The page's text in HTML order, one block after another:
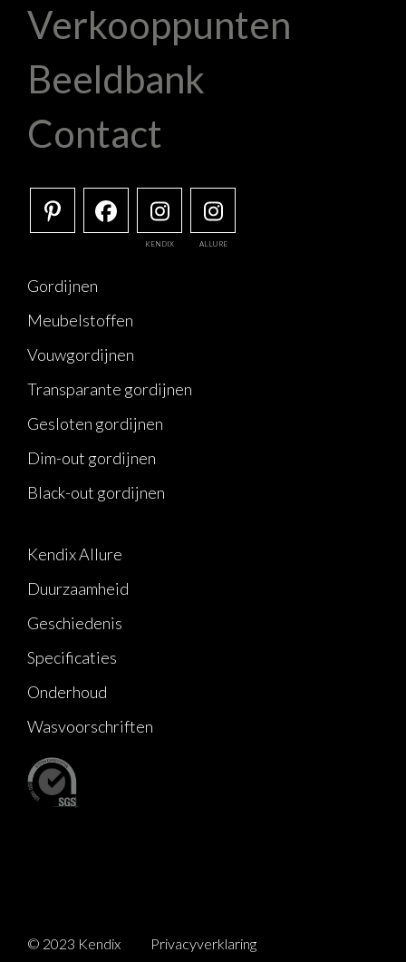
Verkooppunten
Beeldbank
Contact
KENDIX ALLURE
Gordijnen
Meubelstoffen
Vouwgordijnen
Transparante gordijnen
Gesloten gordijnen
Dim-out gordijnen
Black-out gordijnen
Kendix Allure
Duurzaamheid
Geschiedenis
Specificaties
Onderhoud
Wasvoorschriften
© 2023 Kendix Privacyverklaring